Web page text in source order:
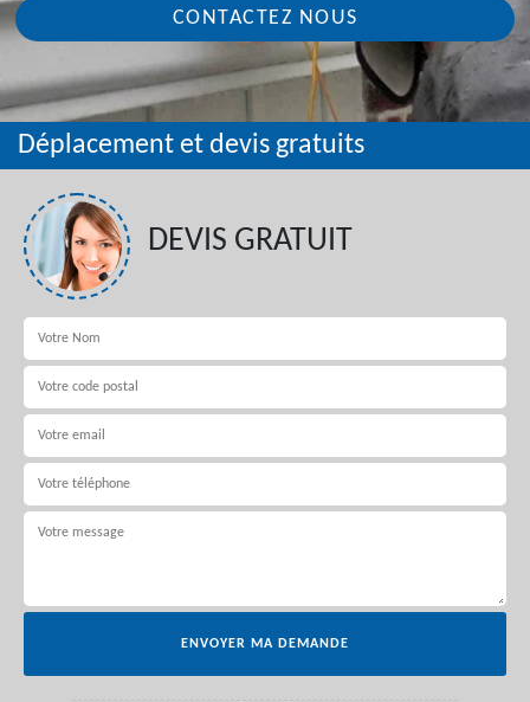
CONTACTEZ NOUS
Déplacement et devis gratuits
DEVIS GRATUIT